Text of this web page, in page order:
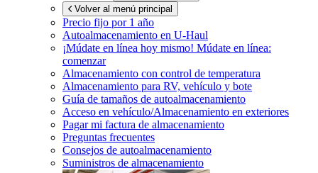
Volver al menú principal
Precio fijo por 1 año
Autoalmacenamiento en U-Haul
¡Múdate en línea hoy mismo! Múdate en línea:
comenzar
Almacenamiento con control de temperatura
Almacenamiento para RV, vehículo y bote
Guía de tamaños de autoalmacenamiento
Acceso en vehículo/Almacenamiento en exteriores
Pagar mi factura de almacenamiento
Preguntas frecuentes
Consejos de autoalmacenamiento
Suministros de almacenamiento